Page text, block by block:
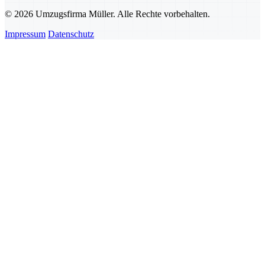
© 2026 Umzugsfirma Müller. Alle Rechte vorbehalten.
Impressum Datenschutz